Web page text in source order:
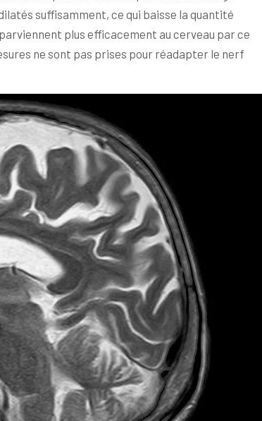
suffisamment, ce qui baisse la quantité
plus efficacement au cerveau par ce
ne sont pas prises pour réadapter le nerf